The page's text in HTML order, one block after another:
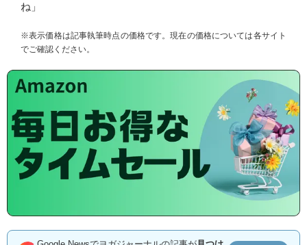
ね」
※表示価格は記事執筆時点の価格です。現在の価格については各サイト
でご確認ください。